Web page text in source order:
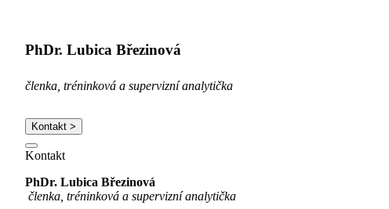
PhDr. Lubica Březinová
členka, tréninková a supervizní analytička
Kontakt >
Kontakt
PhDr. Lubica Březinová
členka, tréninková a supervizní analytička